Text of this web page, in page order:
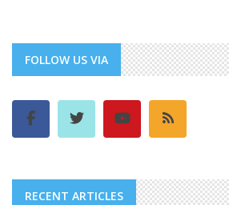
FOLLOW US VIA
RECENT ARTICLES